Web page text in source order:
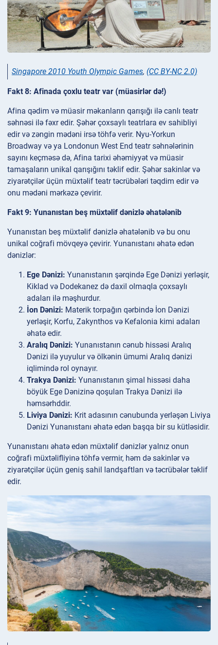
Singapore 2010 Youth Olympic Games, (CC BY-NC 2.0)
Fakt 8: Afinada çoxlu teatr var (müasirlər də!)
Afina qədim və müasir məkanların qarışığı ilə canlı teatr
səhnəsi ilə fəxr edir. Şəhər çoxsaylı teatrlara ev sahibliyi
edir və zəngin mədəni irsə töhfə verir. Nyu-Yorkun
Broadway və ya Londonun West End teatr səhnələrinin
sayını keçməsə də, Afina tarixi əhəmiyyət və müasir
tamaşaların unikal qarışığını təklif edir. Şəhər sakinlər və
ziyarətçilər üçün müxtəlif teatr təcrübələri təqdim edir və
onu mədəni mərkəzə çevirir.
Fakt 9: Yunanıstan beş müxtəlif dənizlə əhatələnib
Yunanıstan beş müxtəlif dənizlə əhatələnib və bu onu
unikal coğrafi mövqeyə çevirir. Yunanıstanı əhatə edən
dənizlər:
Ege Dənizi: Yunanıstanın şərqində Ege Dənizi yerləşir,
Kiklad və Dodekanez də daxil olmaqla çoxsaylı
adaları ilə məşhurdur.
İon Dənizi: Materik torpağın qərbində İon Dənizi
yerləşir, Korfu, Zakynthos və Kefalonia kimi adaları
əhatə edir.
Aralıq Dənizi: Yunanıstanın cənub hissəsi Aralıq
Dənizi ilə yuyulur və ölkənin ümumi Aralıq dənizi
iqlimində rol oynayır.
Trakya Dənizi: Yunanıstanın şimal hissəsi daha
böyük Ege Dənizinə qoşulan Trakya Dənizi ilə
həmsərhddir.
Liviya Dənizi: Krit adasının cənubunda yerləşən Liviya
Dənizi Yunanıstanı əhatə edən başqa bir su kütləsidir.
Yunanıstanı əhatə edən müxtəlif dənizlər yalnız onun
coğrafi müxtəlifliyinə töhfə vermir, həm də sakinlər və
ziyarətçilər üçün geniş sahil landşaftları və təcrübələr təklif
edir.